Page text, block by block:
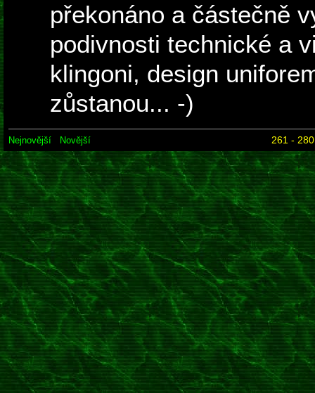
překonáno a částečně
podivnosti technické a
klingoni, design
zůstanou... -)
Nejnovější Novější 261 -